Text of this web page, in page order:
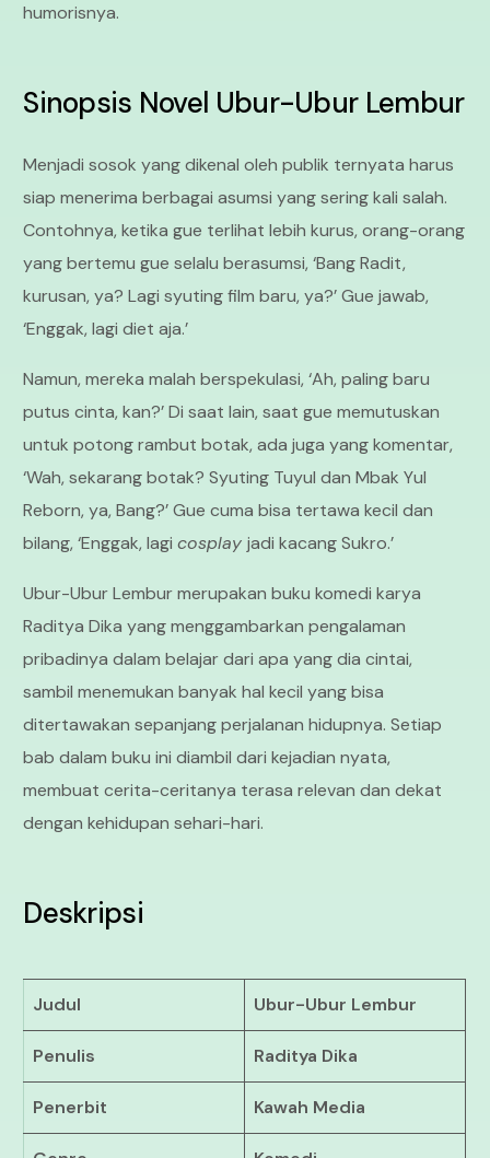
humorisnya.
Sinopsis Novel Ubur-Ubur Lembur
Menjadi sosok yang dikenal oleh publik ternyata harus
siap menerima berbagai asumsi yang sering kali salah.
Contohnya, ketika gue terlihat lebih kurus, orang-orang
yang bertemu gue selalu berasumsi, ‘Bang Radit,
kurusan, ya? Lagi syuting film baru, ya?’ Gue jawab,
‘Enggak, lagi diet aja.’
Namun, mereka malah berspekulasi, ‘Ah, paling baru
putus cinta, kan?’ Di saat lain, saat gue memutuskan
untuk potong rambut botak, ada juga yang komentar,
‘Wah, sekarang botak? Syuting Tuyul dan Mbak Yul
Reborn, ya, Bang?’ Gue cuma bisa tertawa kecil dan
bilang, ‘Enggak, lagicosplayjadi kacang Sukro.’
Ubur-Ubur Lembur merupakan buku komedi karya
Raditya Dika yang menggambarkan pengalaman
pribadinya dalam belajar dari apa yang dia cintai,
sambil menemukan banyak hal kecil yang bisa
ditertawakan sepanjang perjalanan hidupnya. Setiap
bab dalam buku ini diambil dari kejadian nyata,
membuat cerita-ceritanya terasa relevan dan dekat
dengan kehidupan sehari-hari.
Deskripsi
Judul Ubur-Ubur Lembur
Penulis Raditya Dika
Penerbit Kawah Media